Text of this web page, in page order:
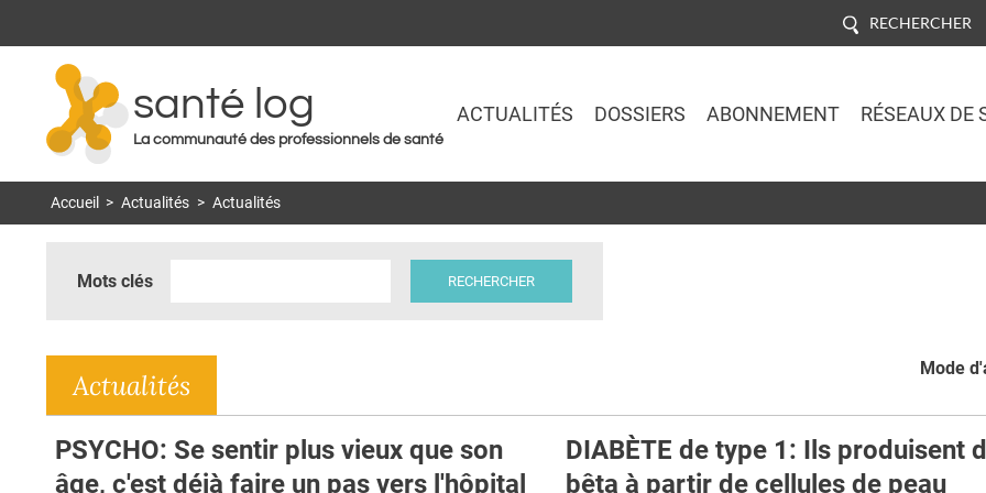
RECHERCHER
santé log
La communauté des professionnels de santé
ACTUALITÉS DOSSIERS ABONNEMENT RÉSEAUX DE
Accueil > Actualités > Actualités
Mots clés
Mode
Actualités
PSYCHO: Se sentir plus vieux que son
âge, c'est déjà faire un pas vers l'hôpital
DIABÈTE de type 1: Ils produisent
bêta à partir de cellules de peau